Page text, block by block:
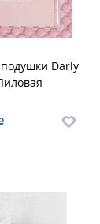
Darly